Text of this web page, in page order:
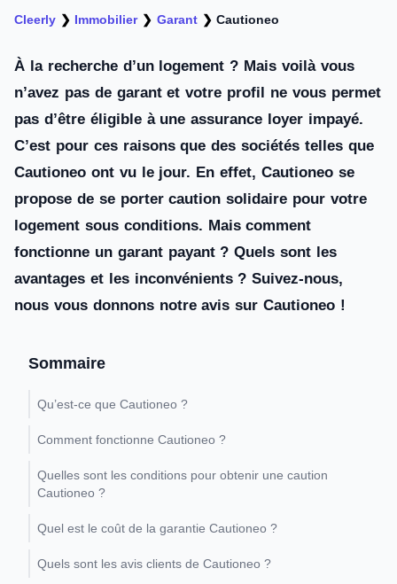
Cleerly ❯ Immobilier❯ Garant❯Cautioneo
À la recherche d’un logement ? Mais voilà vous
n’avez pas de garant et votre profil ne vous permet
pas d’être éligible à une assurance loyer impayé.
C’est pour ces raisons que des sociétés telles que
Cautioneo ont vu le jour. En effet, Cautioneo se
propose de se porter caution solidaire pour votre
logement sous conditions. Mais comment
fonctionne un garant payant ? Quels sont les
avantages et les inconvénients ? Suivez-nous,
nous vous donnons notre avis sur Cautioneo !
Sommaire
Qu’est-ce que Cautioneo ?
Comment fonctionne Cautioneo ?
Quelles sont les conditions pour obtenir une caution
Cautioneo ?
Quel est le coût de la garantie Cautioneo ?
Quels sont les avis clients de Cautioneo ?